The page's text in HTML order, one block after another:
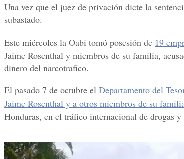
Una vez que el juez de privación dicte la
subastado.
Este miércoles la Oabi tomó posesión de 19
Jaime Rosenthal y miembros de su familia,
dinero del narcotrafico.
El pasado 7 de octubre el Departamento del
Jaime Rosenthal y a otros miembros de su
Honduras, en el tráfico internacional de drogas